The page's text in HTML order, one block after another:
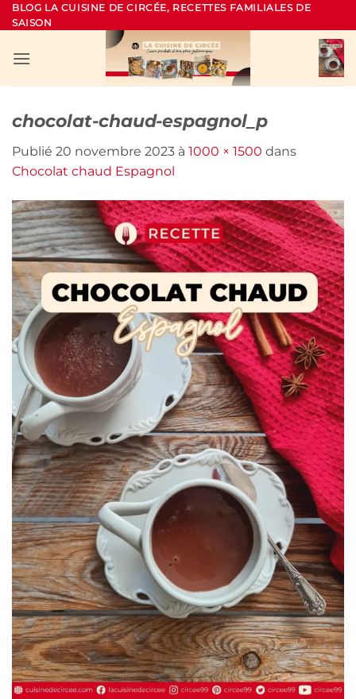
Passer
au
BLOG LA CUISINE DE CIRCÉE, RECETTES FAMILIALES DE
SAISON
chocolat-chaud-espagnol_p
Publié 20 novembre 2023 à 1000 × 1500 dans
Chocolat chaud Espagnol